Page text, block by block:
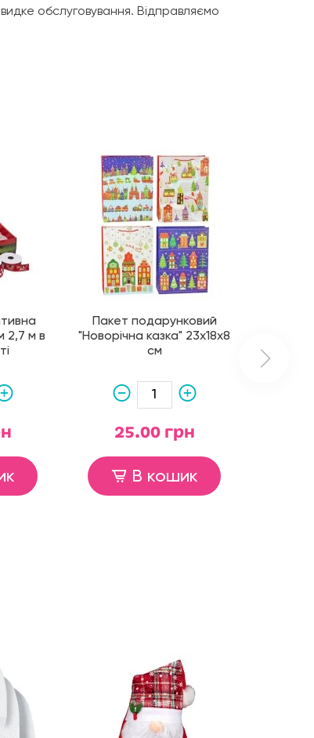
обслуговування. Відправляємо
2,7 м в
Пакет подарунковий
"Новорічна казка" 23х18х8
см
25.00 грн
В кошик